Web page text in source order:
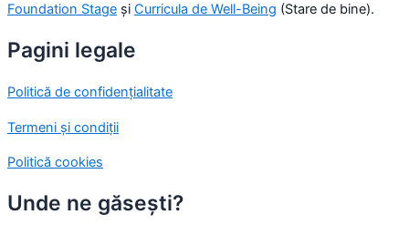
Foundation Stage și Curricula de Well-Being (Stare de bine).
Pagini legale
Politică de confidențialitate
Termeni și condiții
Politică cookies
Unde ne găsești?